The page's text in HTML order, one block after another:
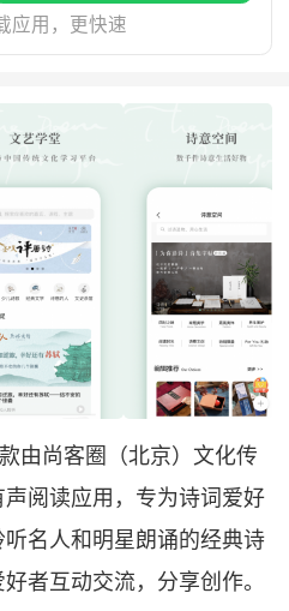
应用，更快速
由尚客圈（北京）文化传
阅读应用，专为诗词爱好
名人和明星朗诵的经典诗
者互动交流，分享创作。